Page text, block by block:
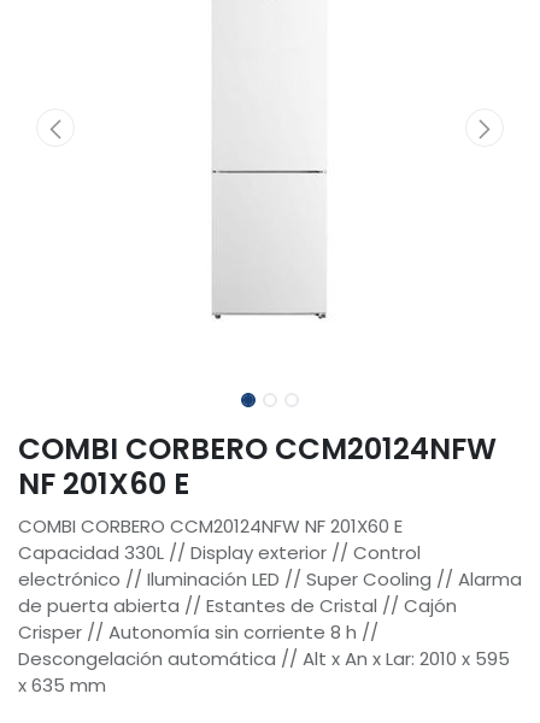
COMBI CORBERO CCM20124NFW
NF 201X60 E
COMBI CORBERO CCM20124NFW NF 201X60 E
Capacidad 330L // Display exterior // Control
electrónico // Iluminación LED // Super Cooling // Alarma
de puerta abierta // Estantes de Cristal // Cajón
Crisper // Autonomía sin corriente 8 h //
Descongelación automática // Alt x An x Lar: 2010 x 595
x 635 mm